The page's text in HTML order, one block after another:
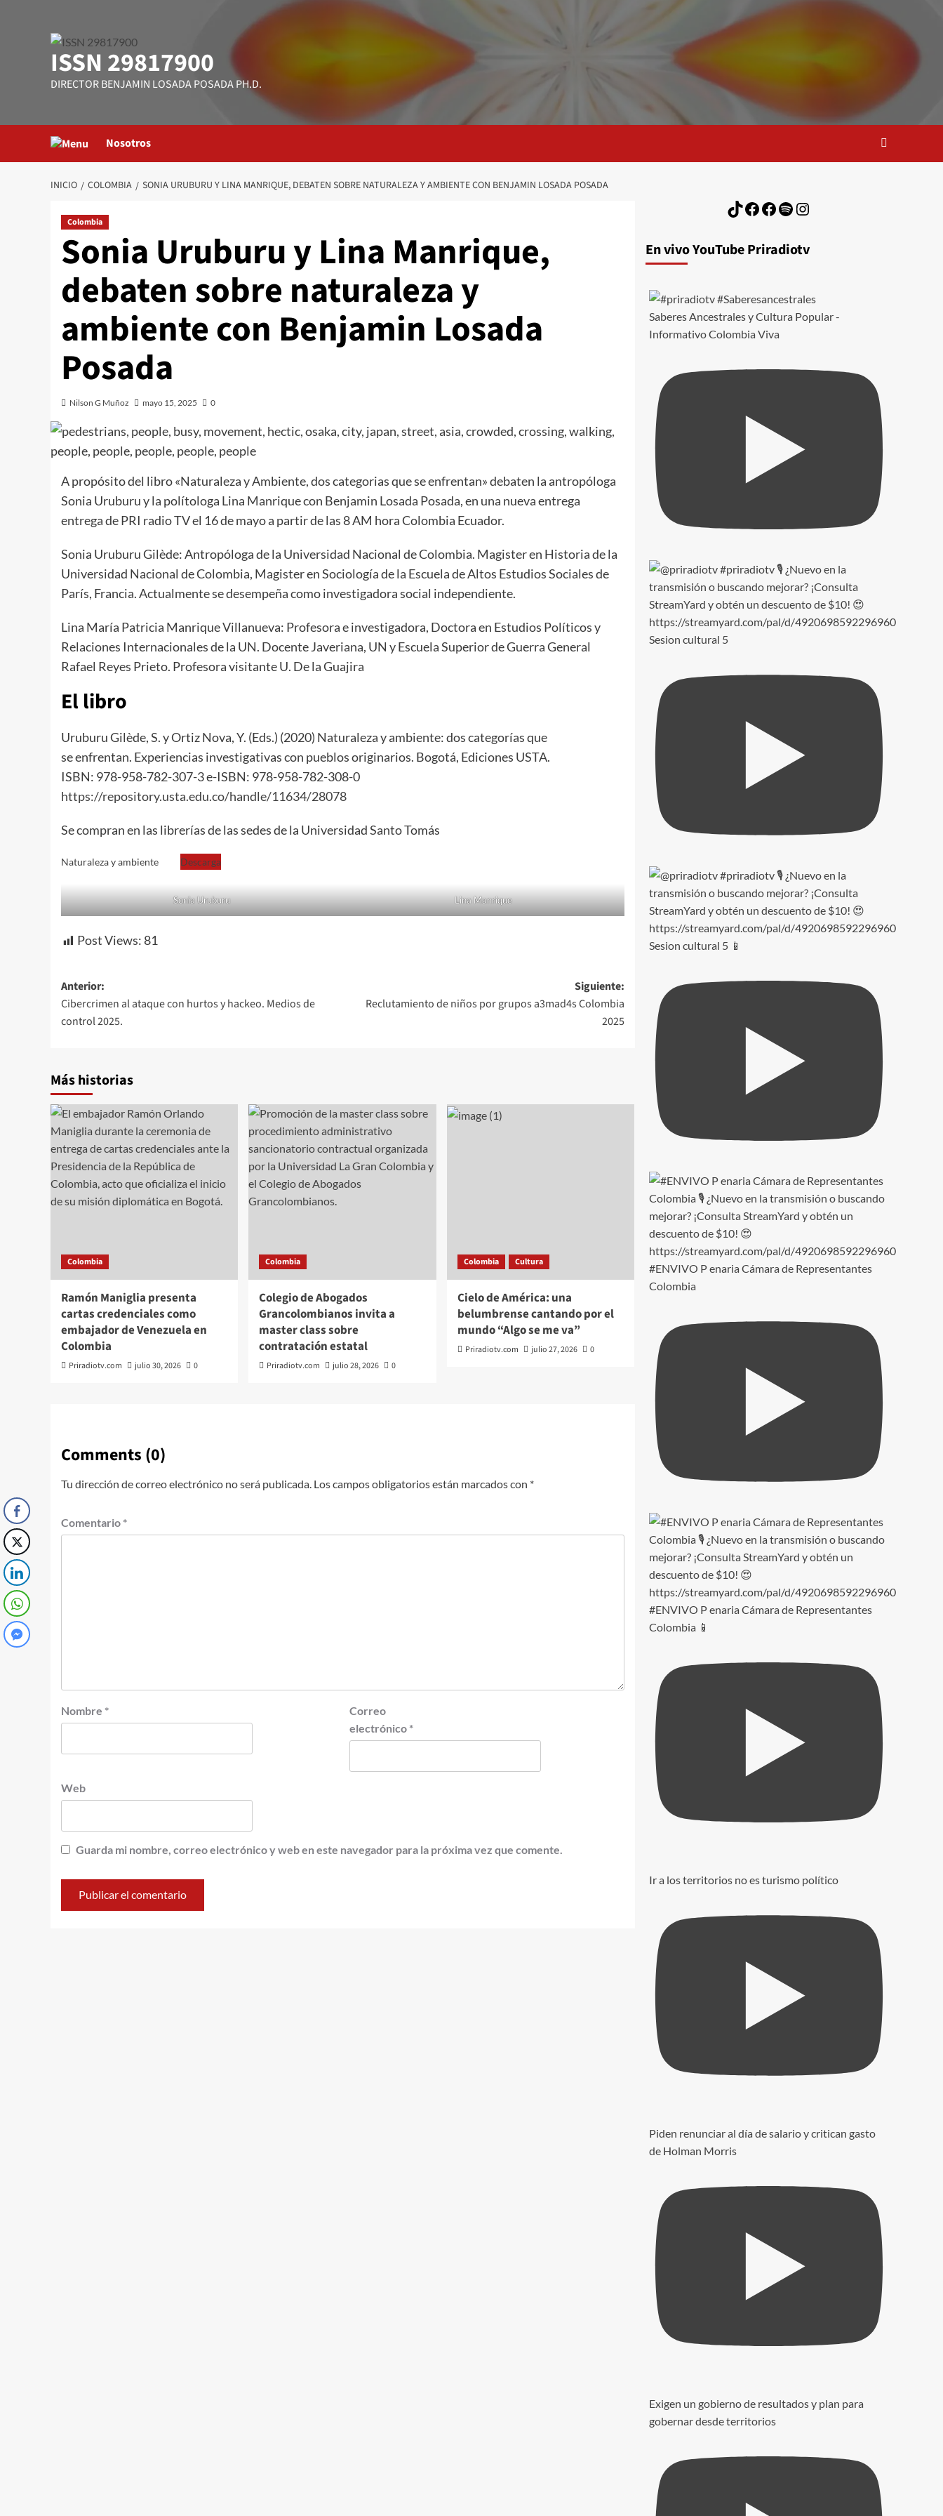
ISSN 29817900
DIRECTOR BENJAMIN LOSADA POSADA PH.D.
Nosotros
INICIO COLOMBIA SONIA URUBURU Y LINA MANRIQUE, DEBATEN SOBRE NATURALEZA Y AMBIENTE CON BENJAMIN LOSADA POSADA
Colombia
Sonia Uruburu y Lina Manrique,
debaten sobre naturaleza y
ambiente con Benjamin Losada
Posada
Nilson G Muñoz mayo 15, 2025 0
A propósito del libro «Naturaleza y Ambiente, dos categorias que se enfrentan» debaten la antropóloga
Sonia Uruburu y la polítologa Lina Manrique con Benjamin Losada Posada, en una nueva entrega
entrega de PRI radio TV el 16 de mayo a partir de las 8 AM hora Colombia Ecuador.
Sonia Uruburu Gilède: Antropóloga de la Universidad Nacional de Colombia. Magister en Historia de la
Universidad Nacional de Colombia, Magister en Sociología de la Escuela de Altos Estudios Sociales de
París, Francia. Actualmente se desempeña como investigadora social independiente.
Lina María Patricia Manrique Villanueva: Profesora e investigadora, Doctora en Estudios Políticos y
Relaciones Internacionales de la UN. Docente Javeriana, UN y Escuela Superior de Guerra General
Rafael Reyes Prieto. Profesora visitante U. De la Guajira
El libro
Uruburu Gilède, S. y Ortiz Nova, Y. (Eds.) (2020) Naturaleza y ambiente: dos categorías que
se enfrentan. Experiencias investigativas con pueblos originarios. Bogotá, Ediciones USTA.
ISBN: 978-958-782-307-3 e-ISBN: 978-958-782-308-0
https://repository.usta.edu.co/handle/11634/28078
Se compran en las librerías de las sedes de la Universidad Santo Tomás
Naturaleza y ambiente Descarga
Sonia Uruburu Lina Manrique
Post Views: 81
Navegación
de
entradas
Anterior:
Cibercrimen al ataque con hurtos y hackeo. Medios de
control 2025.
Siguiente:
Reclutamiento de niños por grupos a3mad4s Colombia
2025
Más historias
Colombia
Ramón Maniglia presenta
cartas credenciales como
embajador de Venezuela en
Colombia
Priradiotv.com julio 30, 2026 0
Colombia
Colegio de Abogados
Grancolombianos invita a
master class sobre
contratación estatal
Priradiotv.com julio 28, 2026 0
Colombia Cultura
Cielo de América: una
belumbrense cantando por el
mundo “Algo se me va”
Priradiotv.com julio 27, 2026 0
Comments (0)
Tu dirección de correo electrónico no será publicada. Los campos obligatorios están marcados con *
Comentario *
Nombre *
Correo
electrónico *
Web
Guarda mi nombre, correo electrónico y web en este navegador para la próxima vez que comente.
TikTok
Facebook
Facebook
Spotify
Instagram
En vivo YouTube Priradiotv
Saberes Ancestrales y Cultura Popular -
Informativo Colombia Viva
Sesion cultural 5
Sesion cultural 5 📱
#ENVIVO P enaria Cámara de Representantes
Colombia
#ENVIVO P enaria Cámara de Representantes
Colombia 📱
Ir a los territorios no es turismo político
Piden renunciar al día de salario y critican gasto
de Holman Morris
Exigen un gobierno de resultados y plan para
gobernar desde territorios